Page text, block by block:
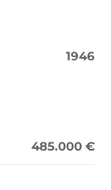
1946
485.000 €